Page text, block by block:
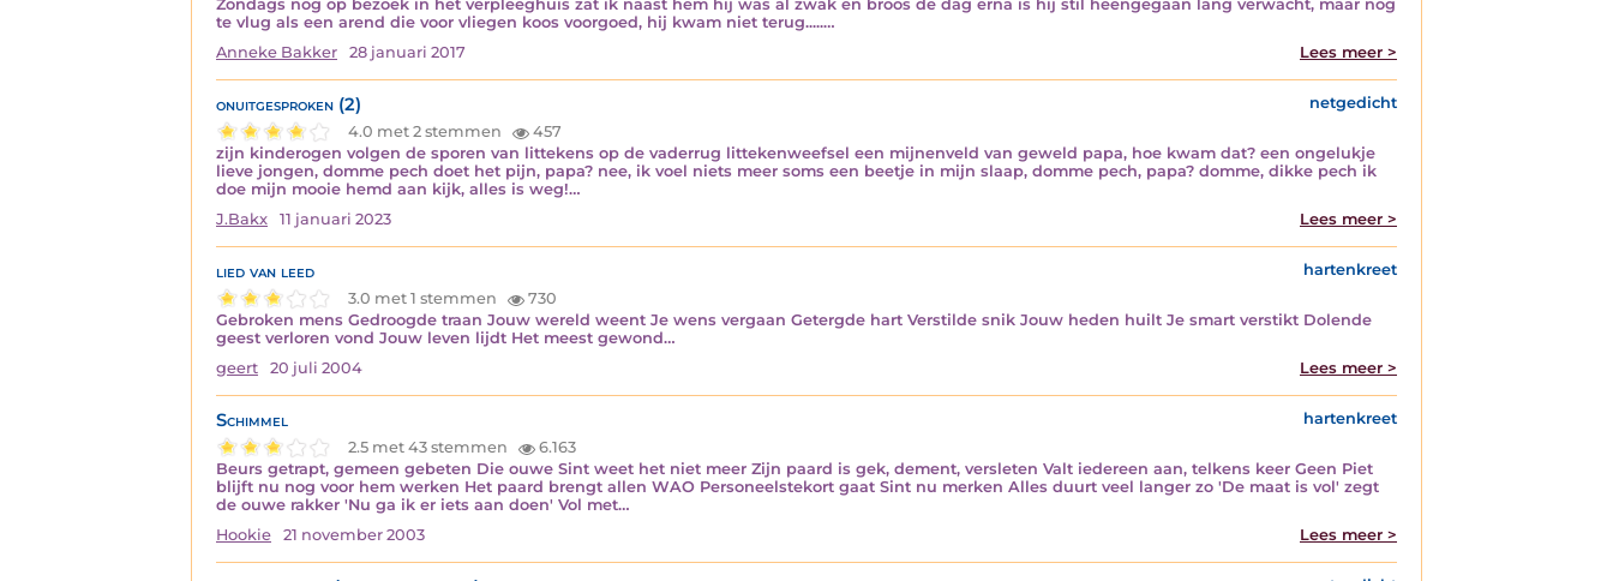
Zondags nog op bezoek in het verpleeghuis zat ik naast hem hij was al zwak en broos de dag erna is hij stil heengegaan lang verwacht, maar nog
te vlug als een arend die voor vliegen koos voorgoed, hij kwam niet terug.....…
Anneke Bakker
28 januari 2017 Lees meer >
onuitgesproken (2)
netgedicht
4.0 met 2 stemmen
457
zijn kinderogen volgen de sporen van littekens op de vaderrug littekenweefsel een mijnenveld van geweld papa, hoe kwam dat? een ongelukje
lieve jongen, domme pech doet het pijn, papa? nee, ik voel niets meer soms een beetje in mijn slaap, domme pech, papa? domme, dikke pech ik
doe mijn mooie hemd aan kijk, alles is weg!…
J.Bakx
11 januari 2023 Lees meer >
lied van leed
hartenkreet
3.0 met 1 stemmen
730
Gebroken mens Gedroogde traan Jouw wereld weent Je wens vergaan Getergde hart Verstilde snik Jouw heden huilt Je smart verstikt Dolende
geest verloren vond Jouw leven lijdt Het meest gewond…
geert
20 juli 2004 Lees meer >
Schimmel
hartenkreet
2.5 met 43 stemmen
6.163
Beurs getrapt, gemeen gebeten Die ouwe Sint weet het niet meer Zijn paard is gek, dement, versleten Valt iedereen aan, telkens keer Geen Piet
blijft nu nog voor hem werken Het paard brengt allen WAO Personeelstekort gaat Sint nu merken Alles duurt veel langer zo 'De maat is vol' zegt
de ouwe rakker 'Nu ga ik er iets aan doen' Vol met…
Hookie
21 november 2003 Lees meer >